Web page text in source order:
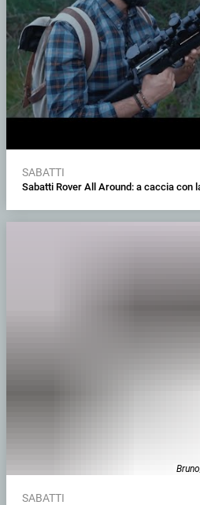
SABATTI
Sabatti Rover All Around: a caccia con
SABATTI